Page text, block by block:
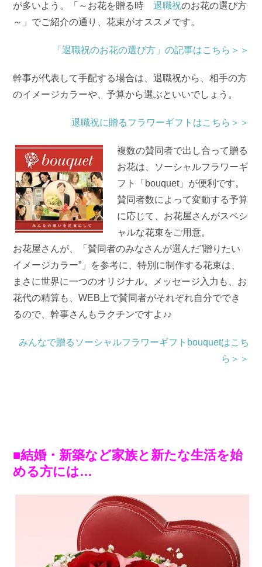
が多いよう。「～お花を贈る時退職祝のお花の選び方
～」でご紹介の通り、花束がオススメです。
「退職祝のお花の選び方」の記事はこちら＞＞
幹事が代表して手配する場合は、退職祝から、相手の方
のイメージカラーや、予算から選ぶといいでしょう。
退職祝に贈るフラワーギフトはこちら＞＞
複数の賛同者で出し合って贈る
お花は、ソーシャルフラワーギ
フト「bouquet」が便利です。
賛同者数によって変動する予算
に応じて、お花屋さんがスペシ
ャルな花束をご用意。
お花屋さんが、「賛同者のみなさんが選んだ”贈りたい
イメージカラー”」を参考に、特別に制作する花束は、
まさに世界に一つのオリジナル。メッセージ入力も、お
花代の精算も、WEB上で賛同者がそれぞれ自分ででき
るので、幹事さんもラクチンですよ♪♪
みんなで贈るソーシャルフラワーギフトbouquetはこち
ら＞＞
■結婚・新築など家族と新たな生活を始
める方には…